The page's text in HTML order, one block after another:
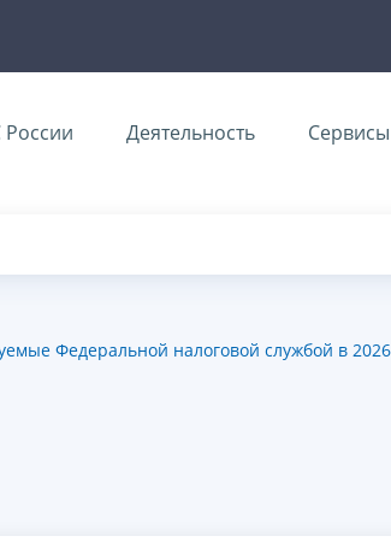
Деятельность Сервисы
Федеральной налоговой службой в 2026